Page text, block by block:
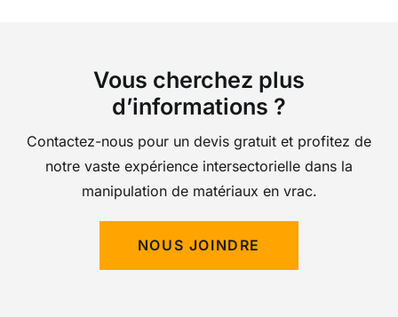
Vous cherchez plus
d’informations ?
Contactez-nous pour un devis gratuit et profitez de
notre vaste expérience intersectorielle dans la
manipulation de matériaux en vrac.
NOUS JOINDRE